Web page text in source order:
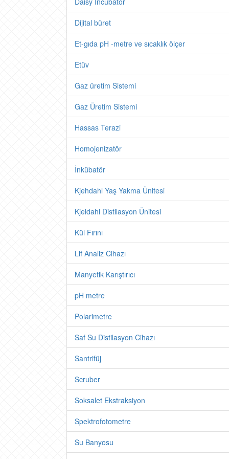
Dijital büret
Et-gıda pH -metre ve sıcaklık ölçer
Etüv
Gaz üretim Sistemi
Gaz Üretim Sistemi
Hassas Terazi
Homojenizatör
İnkübatör
Kjehdahl Yaş Yakma Ünitesi
Kjeldahl Distilasyon Ünitesi
Kül Fırını
Lif Analiz Cihazı
Manyetik Karıştırıcı
pH metre
Polarimetre
Saf Su Distilasyon Cihazı
Santrifüj
Scruber
Soksalet Ekstraksiyon
Spektrofotometre
Su Banyosu